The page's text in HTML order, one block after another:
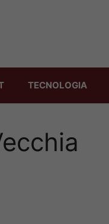
TECNOLOGIA